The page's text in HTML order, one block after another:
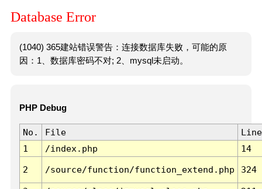
Database Error
(1040) 365建站错误警告：连接数据库失败，可能的原
因：1、数据库密码不对; 2、mysql未启动。
PHP Debug
No. File
Line
1
/index.php 14
2 /source/function/function_extend.php 324